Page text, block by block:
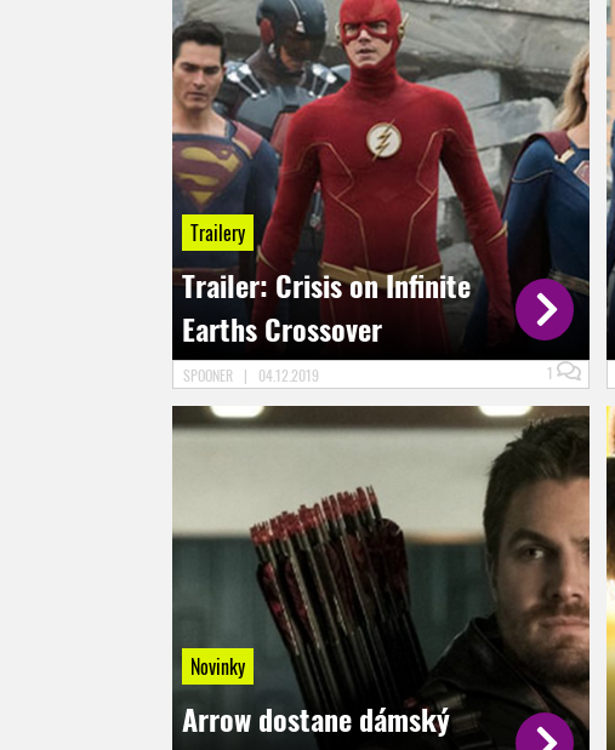
Trailery
Trailer: Crisis on Infinite
Earths Crossover
SPOONER | 04.12.2019 1
Novinky
Arrow dostane dámský